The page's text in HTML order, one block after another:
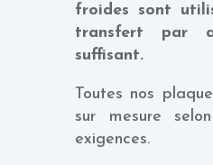
froides sont
transfert par
suffisant.
Toutes nos
sur mesure
exigences.